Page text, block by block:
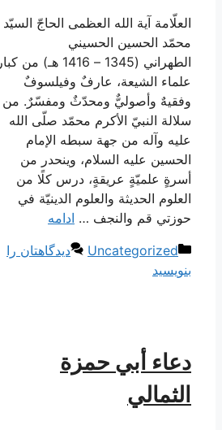
العلّامة آية الله العظمى الحاجّ السيّد
محمّد الحسين الحسيني
الطهراني (1345 – 1416 هـ) من كبار
علماء الشيعة، عارفٌ وفيلسوفٌ
وفقيهٌ وأصوليٌّ ومحدّثٌ ومفسّرٌ. من
سلالة النبيّ الأكرم محمّد صلّى الله
عليه وآله من جهة سبطه الإمام
الحسين عليه السلام، وينحدر من
أسرةٍ علميّةٍ عريقةٍ، درس كلًا من
العلوم الحديثة والعلوم الدينيّة في
حوزتي قم والنجف … ادامه
دسته‌ها
Uncategorized
دیدگاهتان را
بنویسید
دعاء أبي حمزة
الثمالي